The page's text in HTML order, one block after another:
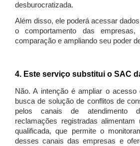
desburocratizada.
Além disso, ele poderá acessar
o comportamento das empresas,
comparação e ampliando seu poder
4. Este serviço substitui o SAC
Não. A intenção é ampliar o
busca de solução de conflitos de
pelos canais de atendimento
reclamações registradas
qualificada, que permite o
desses canais das empresas e